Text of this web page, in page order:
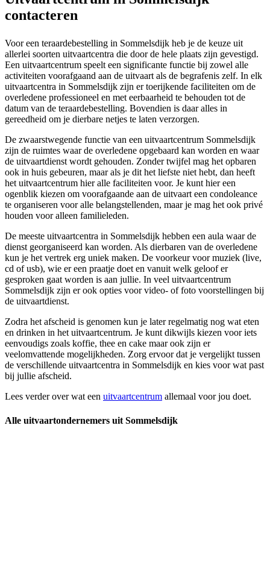
contacteren
Voor een teraardebestelling in Sommelsdijk heb je de keuze uit
allerlei soorten uitvaartcentra die door de hele plaats zijn gevestigd.
Een uitvaartcentrum speelt een significante functie bij zowel alle
activiteiten voorafgaand aan de uitvaart als de begrafenis zelf. In elk
uitvaartcentra in Sommelsdijk zijn er toerijkende faciliteiten om de
overledene professioneel en met eerbaarheid te behouden tot de
datum van de teraardebestelling. Bovendien is daar alles in
gereedheid om je dierbare netjes te laten verzorgen.
De zwaarstwegende functie van een uitvaartcentrum Sommelsdijk
zijn de ruimtes waar de overledene opgebaard kan worden en waar
de uitvaartdienst wordt gehouden. Zonder twijfel mag het opbaren
ook in huis gebeuren, maar als je dit het liefste niet hebt, dan heeft
het uitvaartcentrum hier alle faciliteiten voor. Je kunt hier een
ogenblik kiezen om voorafgaande aan de uitvaart een condoleance
te organiseren voor alle belangstellenden, maar je mag het ook privé
houden voor alleen familieleden.
De meeste uitvaartcentra in Sommelsdijk hebben een aula waar de
dienst georganiseerd kan worden. Als dierbaren van de overledene
kun je het vertrek erg uniek maken. De voorkeur voor muziek (live,
cd of usb), wie er een praatje doet en vanuit welk geloof er
gesproken gaat worden is aan jullie. In veel uitvaartcentrum
Sommelsdijk zijn er ook opties voor video- of foto voorstellingen bij
de uitvaartdienst.
Zodra het afscheid is genomen kun je later regelmatig nog wat eten
en drinken in het uitvaartcentrum. Je kunt dikwijls kiezen voor iets
eenvoudigs zoals koffie, thee en cake maar ook zijn er
veelomvattende mogelijkheden. Zorg ervoor dat je vergelijkt tussen
de verschillende uitvaartcentra in Sommelsdijk en kies voor wat past
bij jullie afscheid.
Lees verder over wat een uitvaartcentrum allemaal voor jou doet.
Alle uitvaartondernemers uit Sommelsdijk